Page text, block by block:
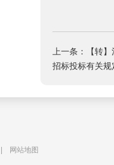
上一条：【转
招标投标有关
网站地图